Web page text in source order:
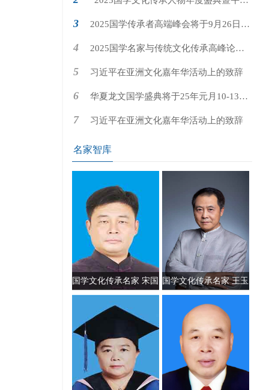
年国学春晚”即将在北京国家会议中心隆重举
2025国学传承者高端峰会将于9月26日在
国家会议中心隆重举行
2025国学名家与传统文化传承高峰论坛
将于4月19日在国家会议中心隆重举行
习近平在亚洲文化嘉年华活动上的致辞
华夏龙文国学盛典将于25年元月10-13日
在京举行习近平在亚洲文化嘉年华活动上的致辞
名家智库
国学文化传承名家 宋国
国学文化传承名家 王玉